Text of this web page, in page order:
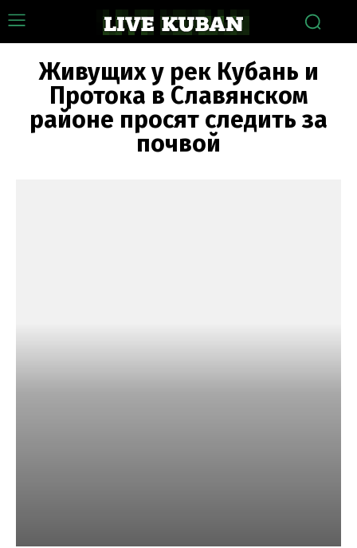
Живущих у рек Кубань и
Протока в Славянском
районе просят следить за
почвой